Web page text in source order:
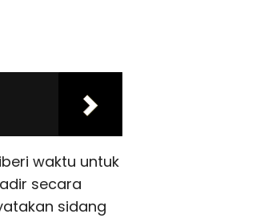
waktu untuk
secara
sidang